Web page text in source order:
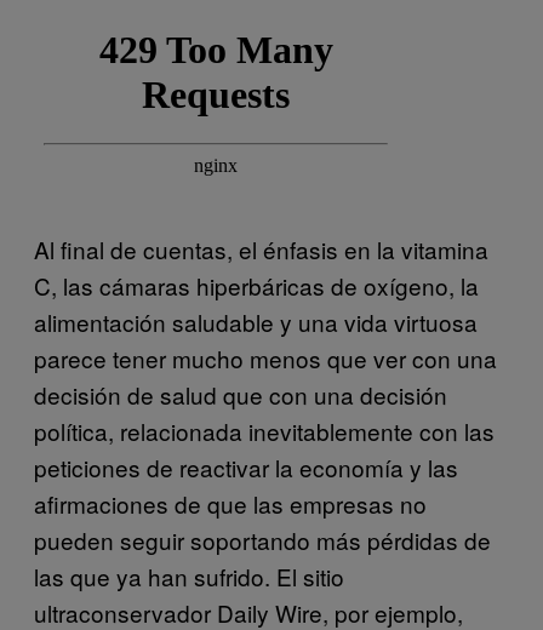
Al final de cuentas, el énfasis en la vitamina
C, las cámaras hiperbáricas de oxígeno, la
alimentación saludable y una vida virtuosa
parece tener mucho menos que ver con una
decisión de salud que con una decisión
política, relacionada inevitablemente con las
peticiones de reactivar la economía y las
afirmaciones de que las empresas no
pueden seguir soportando más pérdidas de
las que ya han sufrido. El sitio
ultraconservador Daily Wire, por ejemplo,